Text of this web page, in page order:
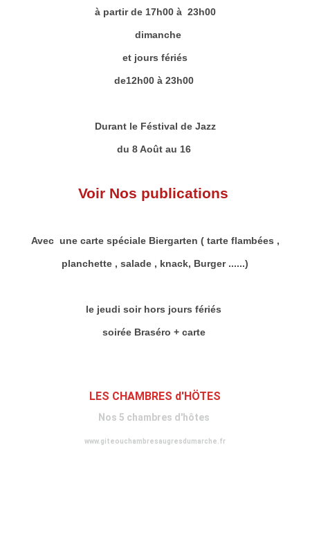
à partir de 17h00 à 23h00
dimanche
et jours fériés
de12h00 à 23h00
Durant le Féstival de Jazz
du 8 Août au 16
Voir Nos publications
Avec une carte spéciale Biergarten ( tarte flambées ,
planchette , salade , knack, Burger ......)
le jeudi soir hors jours fériés
soirée Braséro + carte
LES CHAMBRES d'HÖTES
Nos 5 chambres d'hôtes
www.giteouchambresaugresdumarche.fr